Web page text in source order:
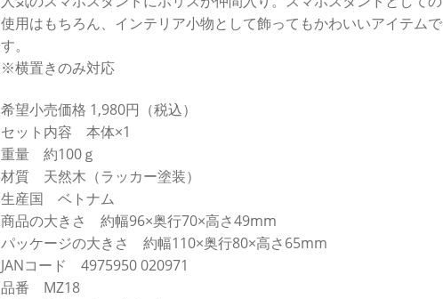
使用はもちろん、インテリア小物として飾ってもかわいいアイテムで
す。
※横置きのみ対応
希望小売価格 1,980円（税込）
セット内容 本体×1
重量 約100ｇ
材質 天然木（ラッカー塗装）
生産国 ベトナム
商品の大きさ 約幅96×奥行70×高さ49mm
パッケージの大きさ 約幅110×奥行80×高さ65mm
JANコード 4975950 020971
品番 MZ18